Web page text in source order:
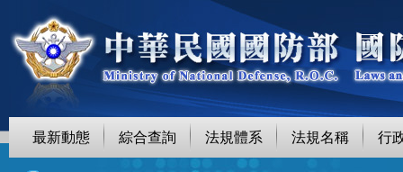
最新動態 綜合查詢 法規體系 法規名稱 行